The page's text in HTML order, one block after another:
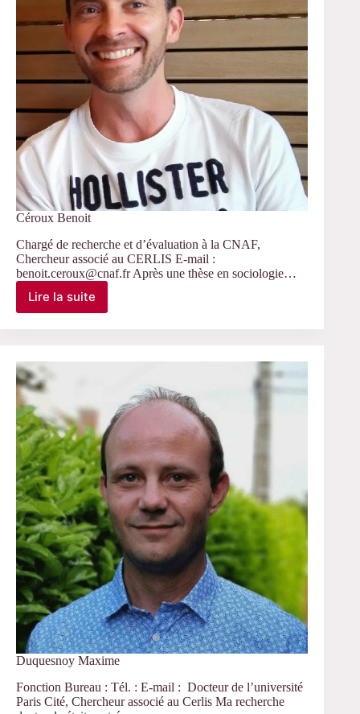
Céroux Benoit
Chargé de recherche et d’évaluation à la CNAF,
Chercheur associé au CERLIS E-mail :
benoit.ceroux@cnaf.fr Après une thèse en sociologie…
Lire la suite
Céroux
Duquesnoy Maxime
Fonction Bureau : Tél. : E-mail : Docteur de l’université
Paris Cité, Chercheur associé au Cerlis Ma recherche